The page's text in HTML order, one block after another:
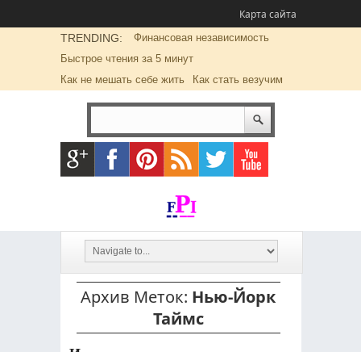
Карта сайта
TRENDING:
Финансовая независимость
Быстрое чтения за 5 минут
Как не мешать себе жить
Как стать везучим
Архив Меток: Нью-Йорк
Таймс